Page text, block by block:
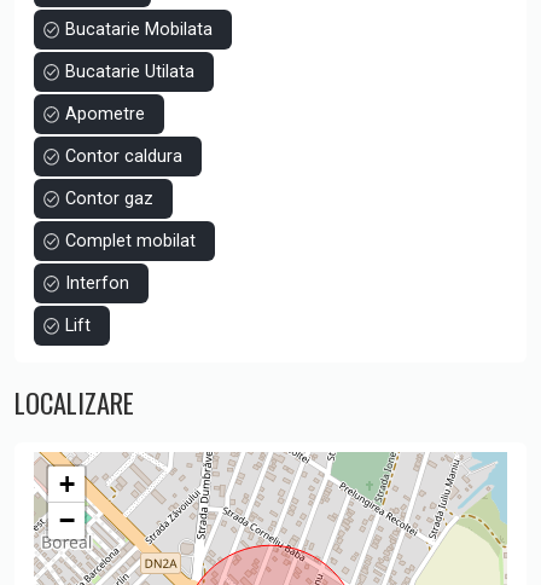
Bucatarie Mobilata
Bucatarie Utilata
Apometre
Contor caldura
Contor gaz
Complet mobilat
Interfon
Lift
LOCALIZARE
+
−